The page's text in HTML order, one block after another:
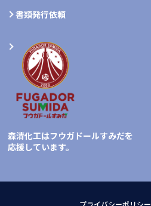
書類発行依頼
森清化工はフウガドールすみだを
応援しています。
プライバシーポリシー